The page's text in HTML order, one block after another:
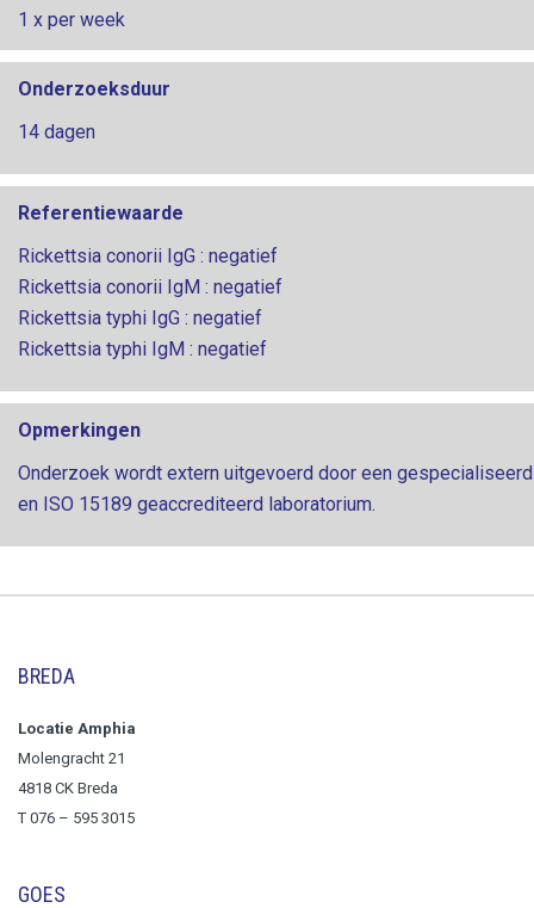
1 x per week
Onderzoeksduur
14 dagen
Referentiewaarde
Rickettsia conorii IgG : negatief
Rickettsia conorii IgM : negatief
Rickettsia typhi IgG : negatief
Rickettsia typhi IgM : negatief
Opmerkingen
Onderzoek wordt extern uitgevoerd door een gespecialiseerd
en ISO 15189 geaccrediteerd laboratorium.
BREDA
Locatie Amphia
Molengracht 21
4818 CK Breda
T 076 – 595 3015
GOES